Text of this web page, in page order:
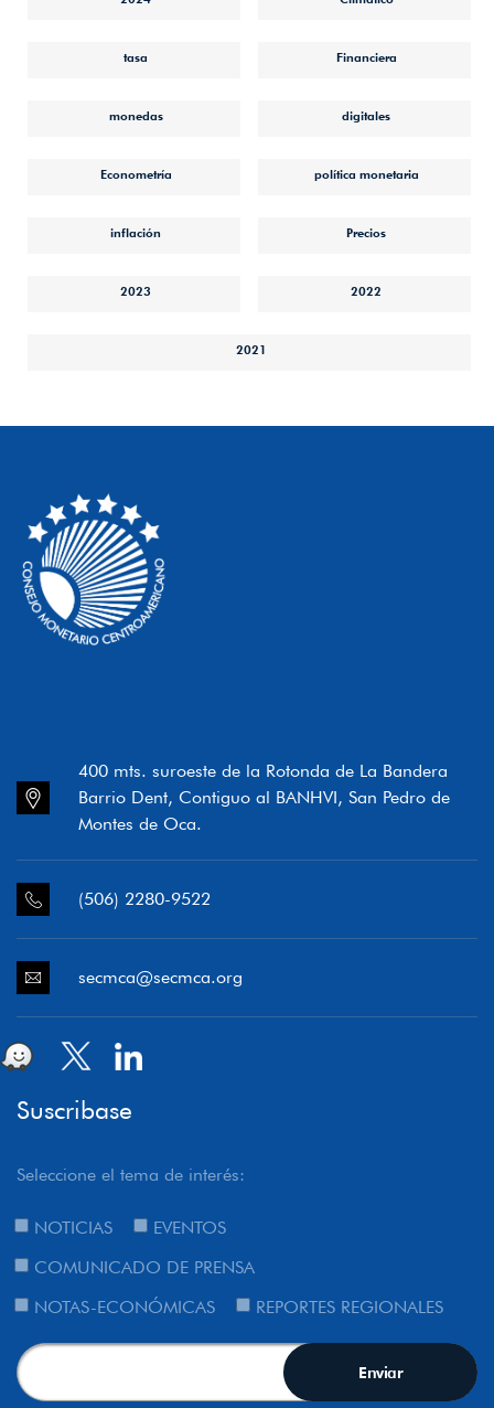
tasa Financiera
monedas digitales
Econometría política monetaria
inflación Precios
2023 2022
2021
400 mts. suroeste de la Rotonda de La Bandera
Barrio Dent, Contiguo al BANHVI, San Pedro de
Montes de Oca.
(506) 2280-9522
secmca@secmca.org
Suscribase
Seleccione el tema de interés:
NOTICIAS
EVENTOS
COMUNICADO DE PRENSA
NOTAS-ECONÓMICAS
REPORTES REGIONALES